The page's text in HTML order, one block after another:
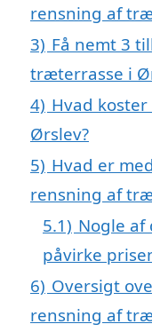
rensning af
3) Få nemt 3
træterrasse i
4) Hvad
Ørslev?
5) Hvad er
rensning af
5.1) Nogle af
påvirke
6) Oversigt
rensning af